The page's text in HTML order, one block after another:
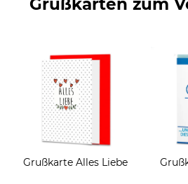
Grußkarten zum
Grußkarte Alles Liebe